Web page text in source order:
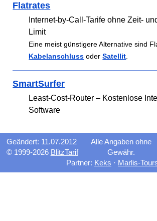
Flatrates
Internet-by-Call-Tarife ohne Zeit-
Limit
Eine meist günstigere Alternative sind
Kabelanschluss oderSatellit
SmartSurfer
Least-Cost-Router – Kostenlose
Software
Geändert: 11.07.2012
© 1999-2026 BlitzTarif
Alle Angaben ohne
Gewähr.
Partner: Keks · Marlis-